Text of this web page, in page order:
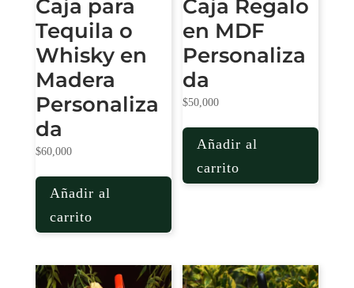
Caja para
Tequila o
Whisky en
Madera
Personaliza
da
$60,000
Añadir al
carrito
Caja Regalo
en MDF
Personaliza
da
$50,000
Añadir al
carrito